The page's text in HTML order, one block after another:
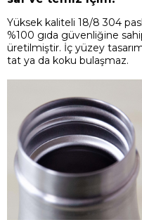
Yüksek kaliteli 18/8 304
%100 gıda güvenliğine
üretilmiştir. İç yüzey
tat ya da koku bulaşmaz.